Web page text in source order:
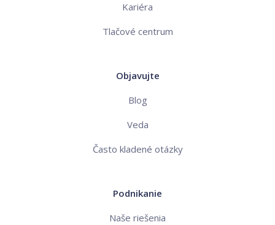
Kariéra
Tlačové centrum
Objavujte
Blog
Veda
Často kladené otázky
Podnikanie
Naše riešenia